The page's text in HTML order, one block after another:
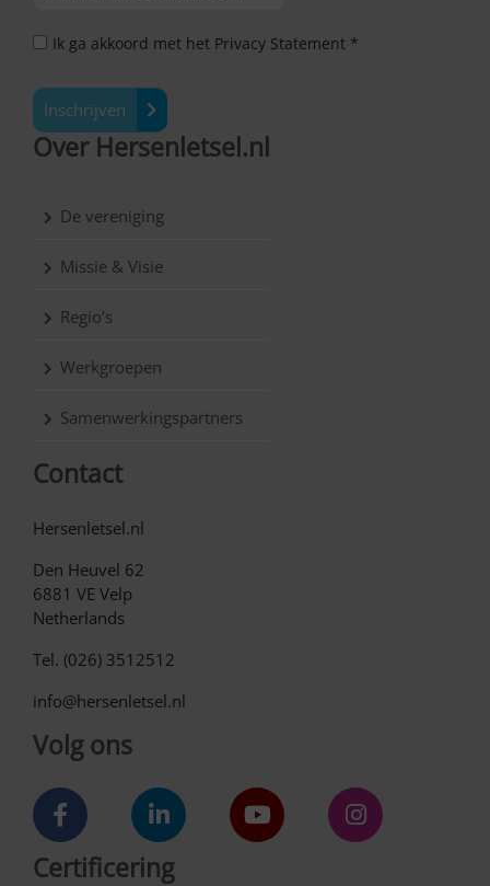
Ik ga akkoord met het Privacy Statement *
Inschrijven
Over Hersenletsel.nl
De vereniging
Missie & Visie
Regio’s
Werkgroepen
Samenwerkingspartners
Contact
Hersenletsel.nl
Den Heuvel 62
6881 VE Velp
Netherlands
Tel. (026) 3512512
info@hersenletsel.nl
Volg ons
Certificering